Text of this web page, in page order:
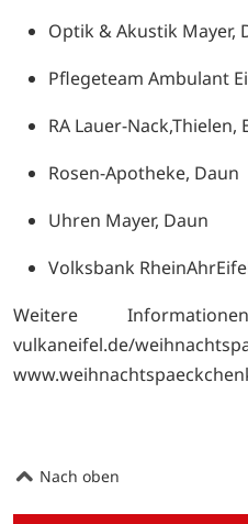
Optik & Akustik Mayer,
Pflegeteam Ambulant
RA Lauer-
Rosen-Apotheke, Daun
Uhren Mayer, Daun
Volksbank
Weitere
vulkaneifel.de/
Nach oben